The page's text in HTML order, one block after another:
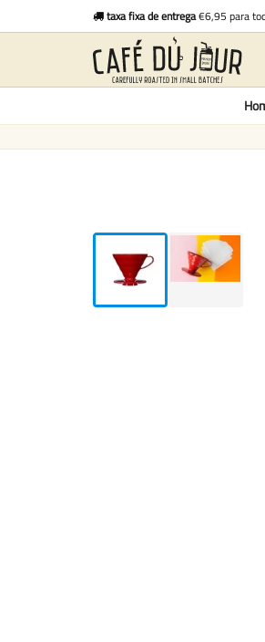
taxa fixa de entrega€6,95 para